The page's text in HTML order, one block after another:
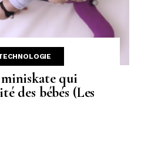
qui
des bébés (Les